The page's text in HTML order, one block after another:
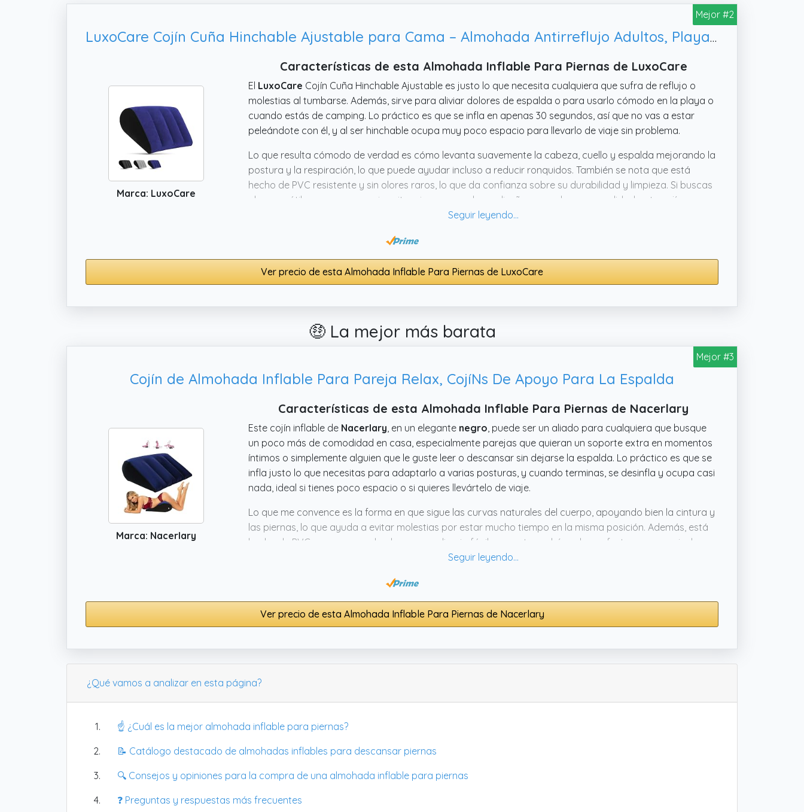
Mejor #2
LuxoCare Cojín Cuña Hinchable Ajustable para Cama – Almohada Antirreflujo Adultos, Playa y Camping (Azul)
Marca: LuxoCare
Características de esta Almohada Inflable Para Piernas de LuxoCare
El LuxoCare Cojín Cuña Hinchable Ajustable es justo lo que necesita cualquiera que sufra de reflujo o
molestias al tumbarse. Además, sirve para aliviar dolores de espalda o para usarlo cómodo en la playa o
cuando estás de camping. Lo práctico es que se infla en apenas 30 segundos, así que no vas a estar
peleándote con él, y al ser hinchable ocupa muy poco espacio para llevarlo de viaje sin problema.
Lo que resulta cómodo de verdad es cómo levanta suavemente la cabeza, cuello y espalda mejorando la
postura y la respiración, lo que puede ayudar incluso a reducir ronquidos. También se nota que está
hecho de PVC resistente y sin olores raros, lo que da confianza sobre su durabilidad y limpieza. Si buscas
algo versátil para usar en varias situaciones y con buen diseño pensado en comodidad, este cojín parece
Ver precio de esta Almohada Inflable Para Piernas de LuxoCare
🤑 La mejor más barata
Mejor #3
Cojín de Almohada Inflable Para Pareja Relax, CojíNs De Apoyo Para La Espalda
Marca: Nacerlary
Características de esta Almohada Inflable Para Piernas de Nacerlary
Este cojín inflable de Nacerlary , en un elegante negro , puede ser un aliado para cualquiera que busque
un poco más de comodidad en casa, especialmente parejas que quieran un soporte extra en momentos
íntimos o simplemente alguien que le guste leer o descansar sin dejarse la espalda. Lo práctico es que se
infla justo lo que necesitas para adaptarlo a varias posturas, y cuando terminas, se desinfla y ocupa casi
nada, ideal si tienes poco espacio o si quieres llevártelo de viaje.
Lo que me convence es la forma en que sigue las curvas naturales del cuerpo, apoyando bien la cintura y
las piernas, lo que ayuda a evitar molestias por estar mucho tiempo en la misma posición. Además, está
hecho de PVC suave que no huele raro y se limpia fácil con un trapo húmedo, perfecto para usar incluso
en la playa. Parece un soporte cómodo que hace más llevaderas esas horas de relax sin complicaciones.
Ver precio de esta Almohada Inflable Para Piernas de Nacerlary
¿Qué vamos a analizar en esta página?
☝️ ¿Cuál es la mejor almohada inflable para piernas?
📝 Catálogo destacado de almohadas inflables para descansar piernas
🔍 Consejos y opiniones para la compra de una almohada inflable para piernas
❓ Preguntas y respuestas más frecuentes